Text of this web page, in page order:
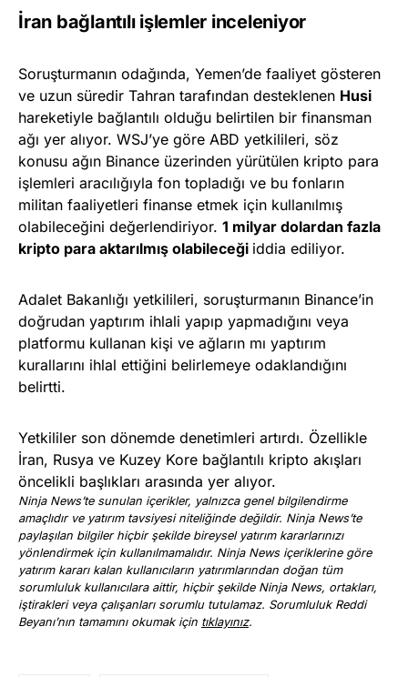
İran bağlantılı işlemler inceleniyor
Soruşturmanın odağında, Yemen’de faaliyet gösteren
ve uzun süredir Tahran tarafından desteklenen Husi
hareketiyle bağlantılı olduğu belirtilen bir finansman
ağı yer alıyor. WSJ’ye göre ABD yetkilileri, söz
konusu ağın Binance üzerinden yürütülen kripto para
işlemleri aracılığıyla fon topladığı ve bu fonların
militan faaliyetleri finanse etmek için kullanılmış
olabileceğini değerlendiriyor. 1 milyar dolardan fazla
kripto para aktarılmış olabileceği iddia ediliyor.
Adalet Bakanlığı yetkilileri, soruşturmanın Binance’in
doğrudan yaptırım ihlali yapıp yapmadığını veya
platformu kullanan kişi ve ağların mı yaptırım
kurallarını ihlal ettiğini belirlemeye odaklandığını
belirtti.
Yetkililer son dönemde denetimleri artırdı. Özellikle
İran, Rusya ve Kuzey Kore bağlantılı kripto akışları
öncelikli başlıkları arasında yer alıyor.
Ninja News’te sunulan içerikler, yalnızca genel bilgilendirme
amaçlıdır ve yatırım tavsiyesi niteliğinde değildir. Ninja News’te
paylaşılan bilgiler hiçbir şekilde bireysel yatırım kararlarınızı
yönlendirmek için kullanılmamalıdır. Ninja News içeriklerine göre
yatırım kararı kalan kullanıcıların yatırımlarından doğan tüm
sorumluluk kullanıcılara aittir, hiçbir şekilde Ninja News, ortakları,
iştirakleri veya çalışanları sorumlu tutulamaz. Sorumluluk Reddi
Beyanı’nın tamamını okumak için tıklayınız.